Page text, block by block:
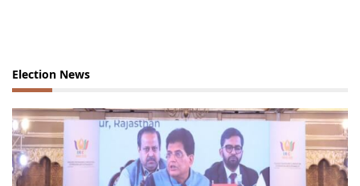
Election News